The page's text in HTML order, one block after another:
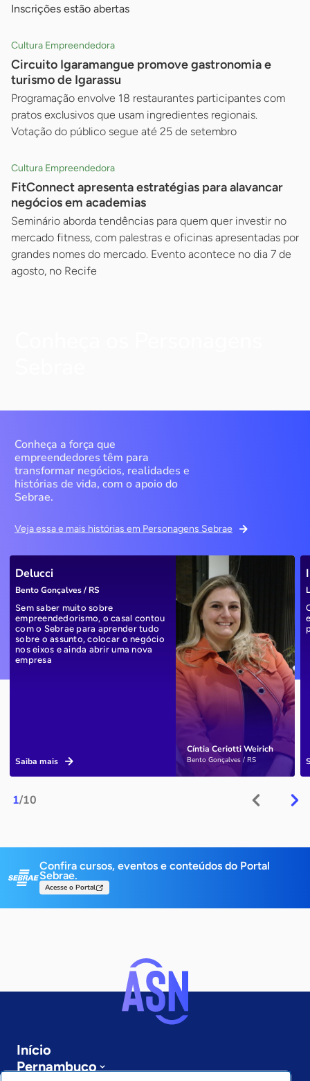
Inscrições estão abertas
Cultura Empreendedora
Circuito Igaramangue promove gastronomia e
turismo de Igarassu
Programação envolve 18 restaurantes participantes com
pratos exclusivos que usam ingredientes regionais.
Votação do público segue até 25 de setembro
Cultura Empreendedora
FitConnect apresenta estratégias para alavancar
negócios em academias
Seminário aborda tendências para quem quer investir no
mercado fitness, com palestras e oficinas apresentadas por
grandes nomes do mercado. Evento acontece no dia 7 de
agosto, no Recife
Conheça a força que
empreendedores têm para
transformar negócios, realidades e
histórias de vida, com o apoio do
Sebrae.
Veja essa e mais histórias em Personagens Sebrae
1/10
Cíntia Ceriotti Weirich
Bento Gonçalves / RS
Delucci
Bento Gonçalves / RS
Sem saber muito sobre
empreendedorismo, o casal contou
com o Sebrae para aprender tudo
sobre o assunto, colocar o negócio
nos eixos e ainda abrir uma nova
empresa
Saiba mais
Confira cursos, eventos e conteúdos do Portal
Sebrae.
Acesse o Portal
Início
Pernambuco